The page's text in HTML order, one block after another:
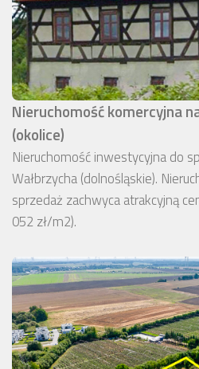
Nieruchomość komercyjna
(okolice)
Nieruchomość inwestycyjna do
Wałbrzycha (dolnośląskie).
sprzedaż zachwyca atrakcyjną
052 zł/m2).